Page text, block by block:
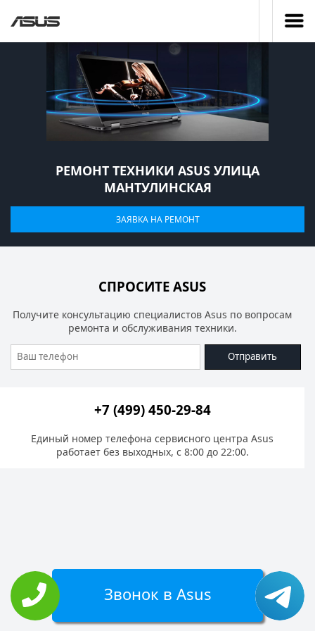
РЕМОНТ ТЕХНИКИ ASUS УЛИЦА
МАНТУЛИНСКАЯ
ЗАЯВКА НА РЕМОНТ
СПРОСИТЕ ASUS
Получите консультацию специалистов Asus по вопросам
ремонта и обслуживания техники.
Отправить
+7 (499) 450-29-84
Единый номер телефона сервисного центра Asus
работает без выходных, с 8:00 до 22:00.
Звонок в Asus